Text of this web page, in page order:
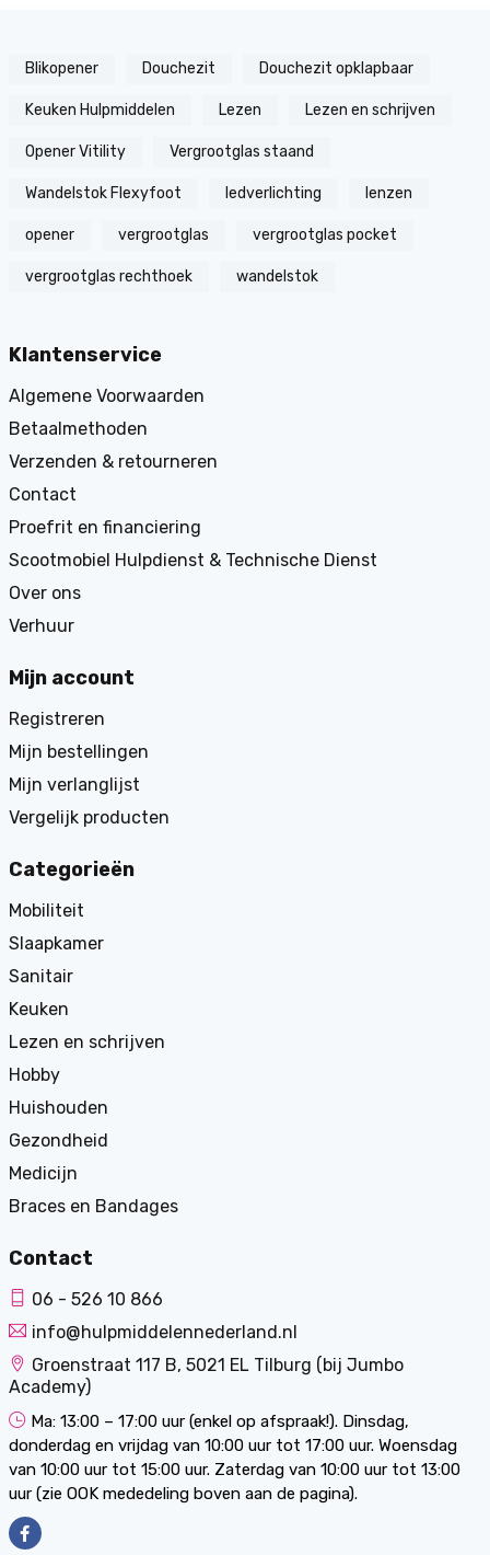
Blikopener Douchezit Douchezit opklapbaar
Keuken Hulpmiddelen Lezen Lezen en schrijven
Opener Vitility Vergrootglas staand
Wandelstok Flexyfoot ledverlichting lenzen
opener vergrootglas vergrootglas pocket
vergrootglas rechthoek wandelstok
Klantenservice
Algemene Voorwaarden
Betaalmethoden
Verzenden & retourneren
Contact
Proefrit en financiering
Scootmobiel Hulpdienst & Technische Dienst
Over ons
Verhuur
Mijn account
Registreren
Mijn bestellingen
Mijn verlanglijst
Vergelijk producten
Categorieën
Mobiliteit
Slaapkamer
Sanitair
Keuken
Lezen en schrijven
Hobby
Huishouden
Gezondheid
Medicijn
Braces en Bandages
Contact
06 - 526 10 866
info@hulpmiddelennederland.nl
Groenstraat 117 B, 5021 EL Tilburg (bij Jumbo
Academy)
Ma: 13:00 – 17:00 uur (enkel op afspraak!). Dinsdag,
donderdag en vrijdag van 10:00 uur tot 17:00 uur. Woensdag
van 10:00 uur tot 15:00 uur. Zaterdag van 10:00 uur tot 13:00
uur (zie OOK mededeling boven aan de pagina).